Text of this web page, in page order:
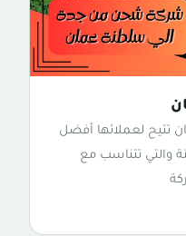
لعملائها أفضل
والتي تتناسب مع